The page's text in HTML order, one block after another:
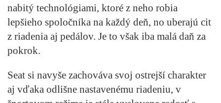
nabitý technológiami, ktoré z neho robia
lepšieho spoločníka na každý deň, no uberajú cit
z riadenia aj pedálov. Je to však iba malá daň za
pokrok.
Seat si navyše zachováva svoj ostrejší charakter
aj vďaka odlišne nastavenému riadeniu, v